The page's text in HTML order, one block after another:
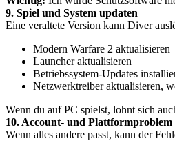
9. Spiel und System updaten
Eine veraltete Version kann Diver
Modern Warfare 2 aktualisieren
Launcher aktualisieren
Betriebssystem-Updates
Netzwerktreiber aktualisieren,
Wenn du auf PC spielst, lohnt sich
10. Account- und Plattformproblem
Wenn alles andere passt, kann der